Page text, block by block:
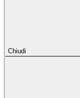
Chiudi